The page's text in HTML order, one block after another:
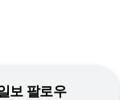
보 팔로우